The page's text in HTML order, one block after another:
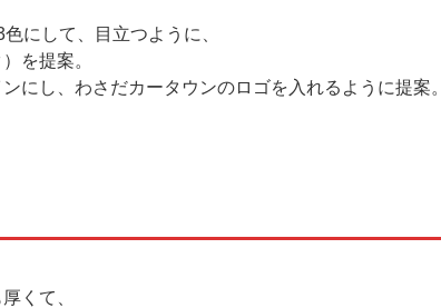
にして、目立つように、
を提案。
にし、わさだカータウンのロゴを入れるように提案。
くて、